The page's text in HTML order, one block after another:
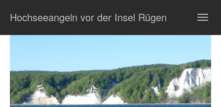
Hauptinhalt
Hochseeangeln vor der Insel Rügen